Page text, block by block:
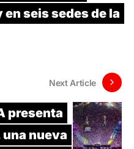
seis sedes de la
Next Article
presenta
nueva